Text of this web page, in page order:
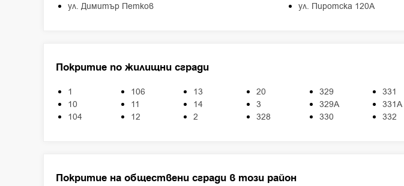
ул. Димитър Петков
ул. Пиротска 120A
Покритие по жилищни сгради
1
10
104
106
11
12
13
14
2
20
3
328
329
329А
330
331
331А
332
Покритие на обществени сгради в този район